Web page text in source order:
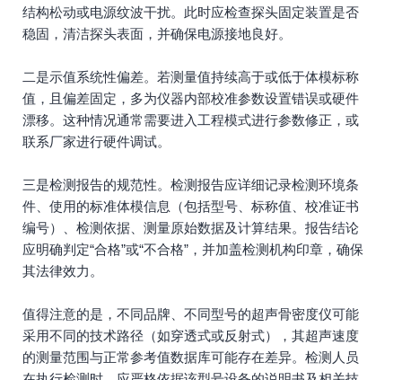
结构松动或电源纹波干扰。此时应检查探头固定装置是否
稳固，清洁探头表面，并确保电源接地良好。
二是示值系统性偏差。若测量值持续高于或低于体模标称
值，且偏差固定，多为仪器内部校准参数设置错误或硬件
漂移。这种情况通常需要进入工程模式进行参数修正，或
联系厂家进行硬件调试。
三是检测报告的规范性。检测报告应详细记录检测环境条
件、使用的标准体模信息（包括型号、标称值、校准证书
编号）、检测依据、测量原始数据及计算结果。报告结论
应明确判定“合格”或“不合格”，并加盖检测机构印章，确保
其法律效力。
值得注意的是，不同品牌、不同型号的超声骨密度仪可能
采用不同的技术路径（如穿透式或反射式），其超声速度
的测量范围与正常参考值数据库可能存在差异。检测人员